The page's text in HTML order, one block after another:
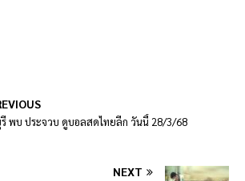
พบ ประจวบ ดูบอลสดไทยลีก วันนี้ 28/3/68
NEXT